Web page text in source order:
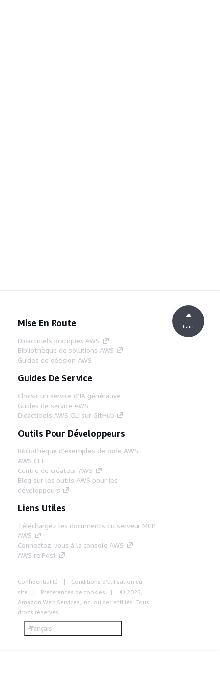
Mise En Route
Didacticiels pratiques AWS
Bibliothèque de solutions AWS
Guides de décision AWS
Guides De Service
Choisir un service d'IA générative
Guides de service AWS
Didacticiels AWS CLI sur GitHub
Outils Pour Développeurs
Bibliothèque d'exemples de code AWS
AWS CLI
Centre de créateur AWS
Blog sur les outils AWS pour les
développeurs
Liens Utiles
Téléchargez les documents du serveur MCP
AWS
Connectez-vous à la console AWS
AWS re:Post
Confidentialité
Conditions d'utilisation du
site
Préférences de cookies
© 2026,
Amazon Web Services, Inc. ou ses affiliés. Tous
droits réservés.
Français
haut